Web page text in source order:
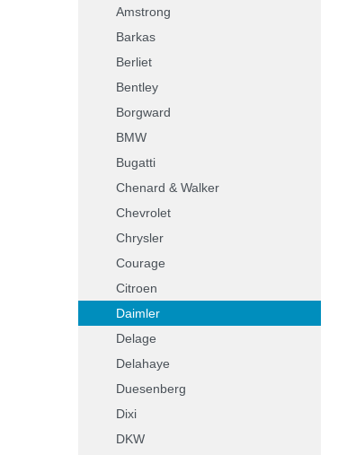
Amstrong
Barkas
Berliet
Bentley
Borgward
BMW
Bugatti
Chenard & Walker
Chevrolet
Chrysler
Courage
Citroen
Daimler
Delage
Delahaye
Duesenberg
Dixi
DKW